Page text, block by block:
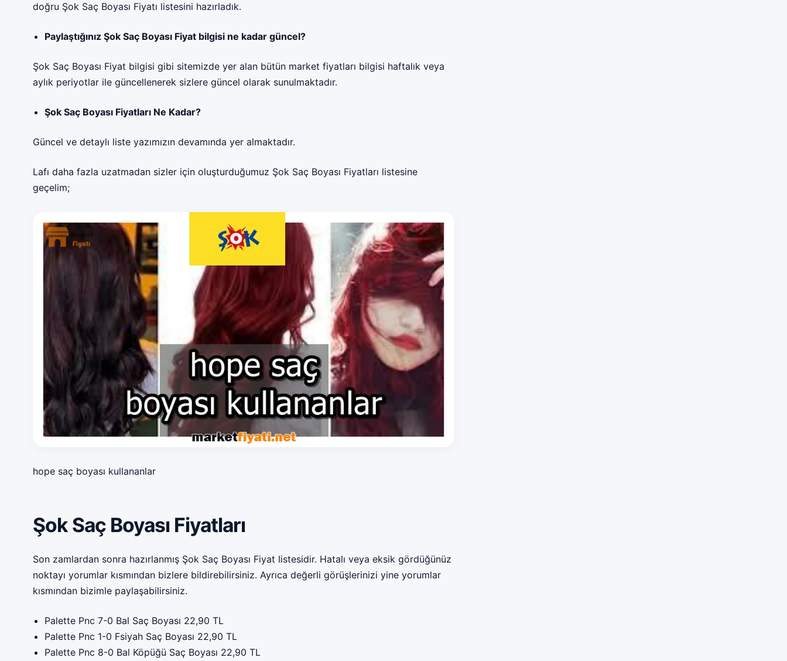
doğru Şok Saç Boyası Fiyatı listesini hazırladık.
Paylaştığınız Şok Saç Boyası Fiyat bilgisi ne kadar güncel?
Şok Saç Boyası Fiyat bilgisi gibi sitemizde yer alan bütün market fiyatları bilgisi haftalık veya
aylık periyotlar ile güncellenerek sizlere güncel olarak sunulmaktadır.
Şok Saç Boyası Fiyatları Ne Kadar?
Güncel ve detaylı liste yazımızın devamında yer almaktadır.
Lafı daha fazla uzatmadan sizler için oluşturduğumuz Şok Saç Boyası Fiyatları listesine
geçelim;
hope saç boyası kullananlar
Şok Saç Boyası Fiyatları
Son zamlardan sonra hazırlanmış Şok Saç Boyası Fiyat listesidir. Hatalı veya eksik gördüğünüz
noktayı yorumlar kısmından bizlere bildirebilirsiniz. Ayrıca değerli görüşlerinizi yine yorumlar
kısmından bizimle paylaşabilirsiniz.
Palette Pnc 7-0 Bal Saç Boyası 22,90 TL
Palette Pnc 1-0 Fsiyah Saç Boyası 22,90 TL
Palette Pnc 8-0 Bal Köpüğü Saç Boyası 22,90 TL